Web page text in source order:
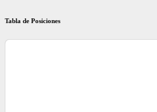
Tabla de Posiciones